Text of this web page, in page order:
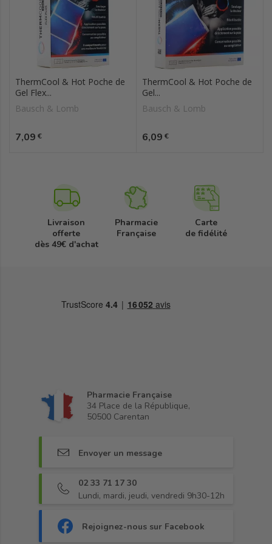
ThermCool & Hot Poche de
Gel Flex...
Bausch & Lomb
Prix
7,09 €
ThermCool & Hot Poche de
Gel...
Bausch & Lomb
Prix
6,09 €
Livraison
offerte
dès 49€ d'achat
Pharmacie
Française
Carte
de fidélité
Pharmacie Française
34 Place de la République,
50500 Carentan
Envoyer un message
02 33 71 17 30
Lundi, mardi, jeudi, vendredi 9h30-12h
Rejoignez-nous sur Facebook